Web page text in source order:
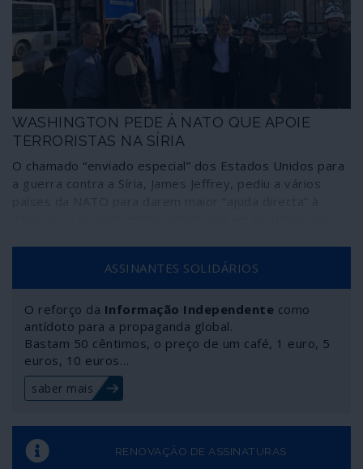
WASHINGTON PEDE À NATO QUE APOIE
TERRORISTAS NA SÍRIA
O chamado “enviado especial” dos Estados Unidos para
a guerra contra a Síria, James Jeffrey, pediu a vários
mais” no contexto do “conflito sírio”.
ASSINANTES SOLIDÁRIOS
O reforço da Informação Independente como
antídoto para a propaganda global.
Bastam 50 cêntimos, o preço de um café, 1 euro, 5
euros, 10 euros…
saber mais
RENOVAÇÃO DE ASSINATURAS